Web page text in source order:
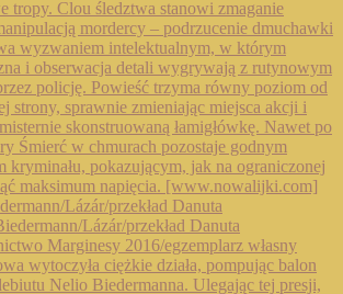
Lázár/przekład Danuta